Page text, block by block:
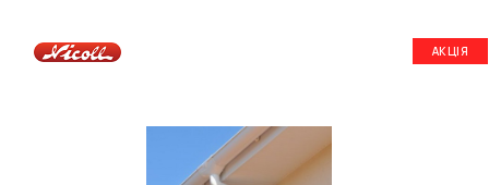
АКЦІЯ